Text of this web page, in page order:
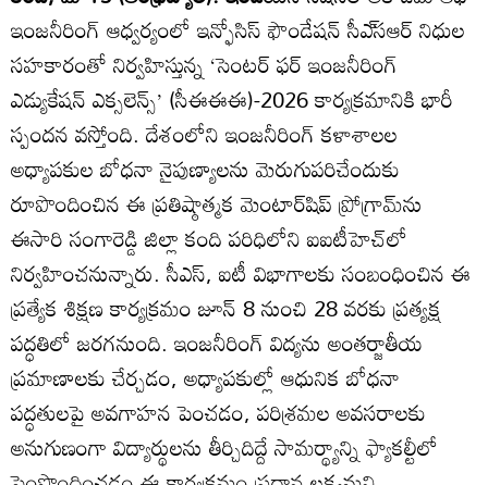
ఇంజనీరింగ్‌ ఆధ్వర్యంలో ఇన్ఫోసిస్‌ ఫౌండేషన్‌ సీఎ్‌సఆర్‌ నిధుల
సహకారంతో నిర్వహిస్తున్న ‘సెంటర్‌ ఫర్‌ ఇంజనీరింగ్‌
ఎడ్యుకేషన్‌ ఎక్సలెన్స్‌’ (సీఈఈఈ)-2026 కార్యక్రమానికి భారీ
స్పందన వస్తోంది. దేశంలోని ఇంజనీరింగ్‌ కళాశాలల
అధ్యాపకుల బోధనా నైపుణ్యాలను మెరుగుపరిచేందుకు
రూపొందించిన ఈ ప్రతిష్ఠాత్మక మెంటార్‌షిప్‌ ప్రోగ్రామ్‌ను
ఈసారి సంగారెడ్డి జిల్లా కంది పరిధిలోని ఐఐటీహెచ్‌లో
నిర్వహించనున్నారు. సీఎస్‌, ఐటీ విభాగాలకు సంబంధించిన ఈ
ప్రత్యేక శిక్షణ కార్యక్రమం జూన్‌ 8 నుంచి 28 వరకు ప్రత్యక్ష
పద్ధతిలో జరగనుంది. ఇంజనీరింగ్‌ విద్యను అంతర్జాతీయ
ప్రమాణాలకు చేర్చడం, అధ్యాపకుల్లో ఆధునిక బోధనా
పద్ధతులపై అవగాహన పెంచడం, పరిశ్రమల అవసరాలకు
అనుగుణంగా విద్యార్థులను తీర్చిదిద్దే సామర్థ్యాన్ని ఫ్యాకల్టీలో